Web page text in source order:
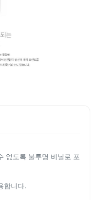
없도록 불투명 비닐로 포
합니다.